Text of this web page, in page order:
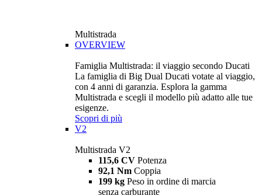
Multistrada
OVERVIEW
Famiglia Multistrada: il viaggio secondo Ducati
La famiglia di Big Dual Ducati votate al viaggio,
con 4 anni di garanzia. Esplora la gamma
Multistrada e scegli il modello più adatto alle tue
esigenze.
Scopri di più
V2
Multistrada V2
115,6 CV Potenza
92,1 Nm Coppia
199 kg Peso in ordine di marcia
senza carburante